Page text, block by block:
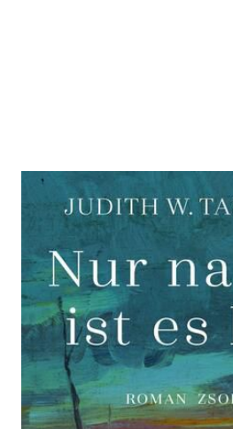
Nur nachts ist es hell
Zur Wunschliste hinzufügen
Roman
VonJudith W. Taschler
Verlag: Zsolnay, Paul